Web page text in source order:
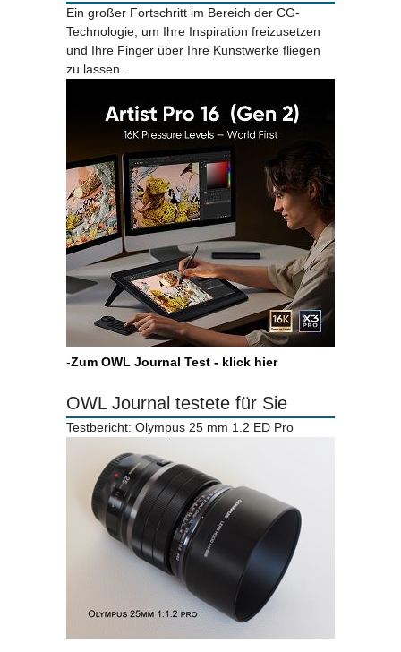
Ein großer Fortschritt im Bereich der CG-
Technologie, um Ihre Inspiration freizusetzen
und Ihre Finger über Ihre Kunstwerke fliegen
zu lassen.
-Zum OWL Journal Test - klick hier
OWL Journal testete für Sie
Testbericht: Olympus 25 mm 1.2 ED Pro